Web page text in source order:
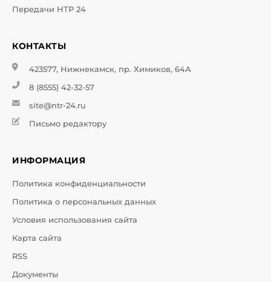
Передачи НТР 24
КОНТАКТЫ
423577, Нижнекамск, пр. Химиков, 64А
8 (8555) 42-32-57
site@ntr-24.ru
Письмо редактору
ИНФОРМАЦИЯ
Политика конфиденциальности
Политика о персональных данных
Условия использования сайта
Карта сайта
RSS
Документы